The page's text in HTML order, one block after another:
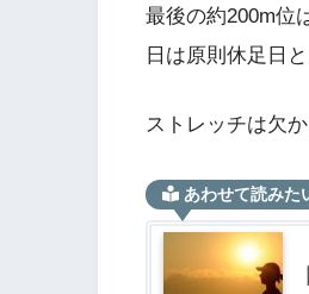
最後の約200m位
日は原則休足日
ストレッチは欠
あわせて読みた